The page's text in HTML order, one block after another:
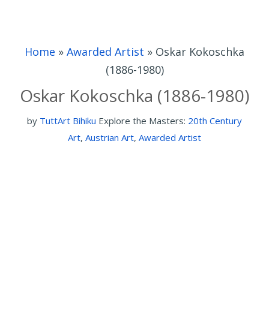
Home » Awarded Artist » Oskar Kokoschka
(1886-1980)
Oskar Kokoschka (1886-1980)
by TuttArt Bihiku Explore the Masters: 20th Century
Art, Austrian Art, Awarded Artist